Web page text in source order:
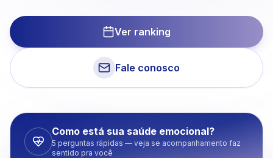
Ver ranking
Fale conosco
Como está sua saúde emocional?
5 perguntas rápidas — veja se acompanhamento faz
sentido pra você